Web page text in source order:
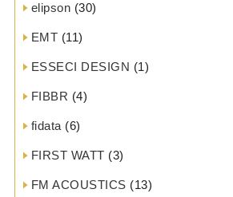
elipson (30)
EMT (11)
ESSECI DESIGN (1)
FIBBR (4)
fidata (6)
FIRST WATT (3)
FM ACOUSTICS (13)